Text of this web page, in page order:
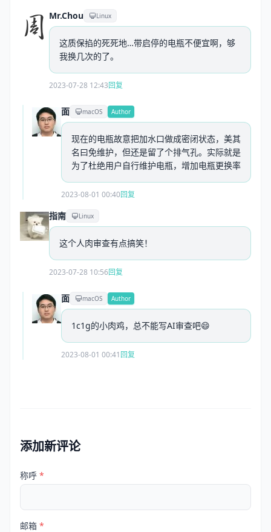
Mr.Chou Linux
这质保掐的死死地…带启停的电瓶不便宜啊，够
我换几次的了。
2023-07-28 12:43回复
面 macOS Author
现在的电瓶故意把加水口做成密闭状态，美其
名曰免维护，但还是留了个排气孔。实际就是
为了杜绝用户自行维护电瓶，增加电瓶更换率
2023-08-01 00:40回复
指南 Linux
这个人肉审查有点搞笑！
2023-07-28 10:56回复
面 macOS Author
1c1g的小肉鸡，总不能写AI审查吧😄
2023-08-01 00:41回复
添加新评论
称呼 *
邮箱 *